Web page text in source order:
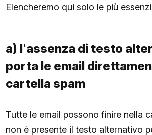
Elencheremo qui solo le più
a) l'assenza di testo
porta le email
cartella spam
Tutte le email possono finire nella
non è presente il testo alternativo